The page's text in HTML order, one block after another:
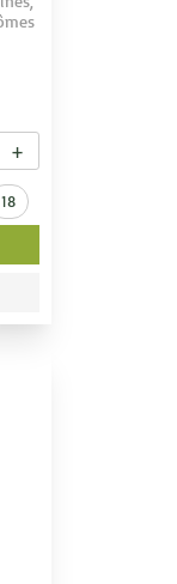
+
18